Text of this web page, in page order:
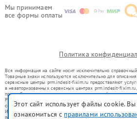
Мы принимаем
все формы оплаты
Политика
Вся информация на сайте носит исключительно
Товарные знаки используются исключительно для
сервисные центры prm.indesit-fixim.ru предоставляют
в неавторизованных сервисных центрах prm.indesit-
правообладателями товарных знаков или их официальными
Ремонт осуществляется для устройств, уже введенных в
со статьей 1487 ГК РФ.
Использование товарных знаков не преследует цели
потребителей в заблуждение, а служит для
Этот сайт использует файлы cookie.
ознакомиться с правилами